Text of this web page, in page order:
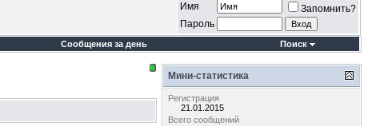
Имя
Запомнить?
Пароль
Сообщения за день Поиск
Мини-статистика
Регистрация
21.01.2015
Всего сообщений